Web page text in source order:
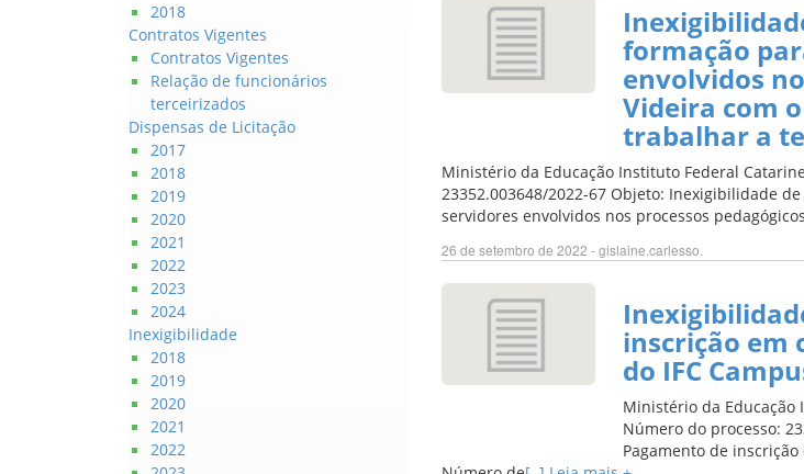
2018
Contratos Vigentes
Contratos Vigentes
Relação de funcionários
terceirizados
Dispensas de Licitação
2017
2018
2019
2020
2021
2022
2023
2024
Inexigibilidade
2018
2019
2020
2021
2022
formação
envolvidos
Videira com
trabalhar a
Ministério da Educação Instituto Federal
23352.003648/2022-67 Objeto: Inexigibilidade
servidores envolvidos nos processos
26 de setembro de 2022 - gislaine.carlesso.
inscrição em
do IFC
Ministério da Educação
Número do processo:
Pagamento de